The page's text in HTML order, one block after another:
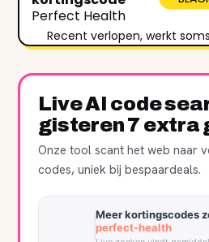
Perfect Health
Recent verlopen, werkt
Live AI code
gisteren 7 extra
Onze tool scant het web naar
codes, uniek bij bespaardeals.
Meer kortingscodes
perfect-health